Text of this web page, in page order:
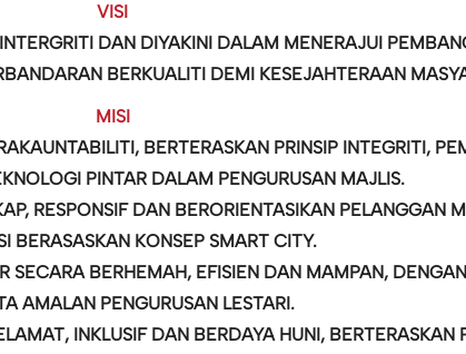
VISI
DAN DIYAKINI DALAM MENERAJUI
BERKUALITI DEMI KESEJAHTERAAN
MISI
BERTERASKAN PRINSIP INTEGRITI,
PINTAR DALAM PENGURUSAN MAJLIS.
RESPONSIF DAN BERORIENTASIKAN PELANGGAN
BERASASKAN KONSEP SMART CITY.
SECARA BERHEMAH, EFISIEN DAN MAMPAN,
AMALAN PENGURUSAN LESTARI.
INKLUSIF DAN BERDAYA HUNI,